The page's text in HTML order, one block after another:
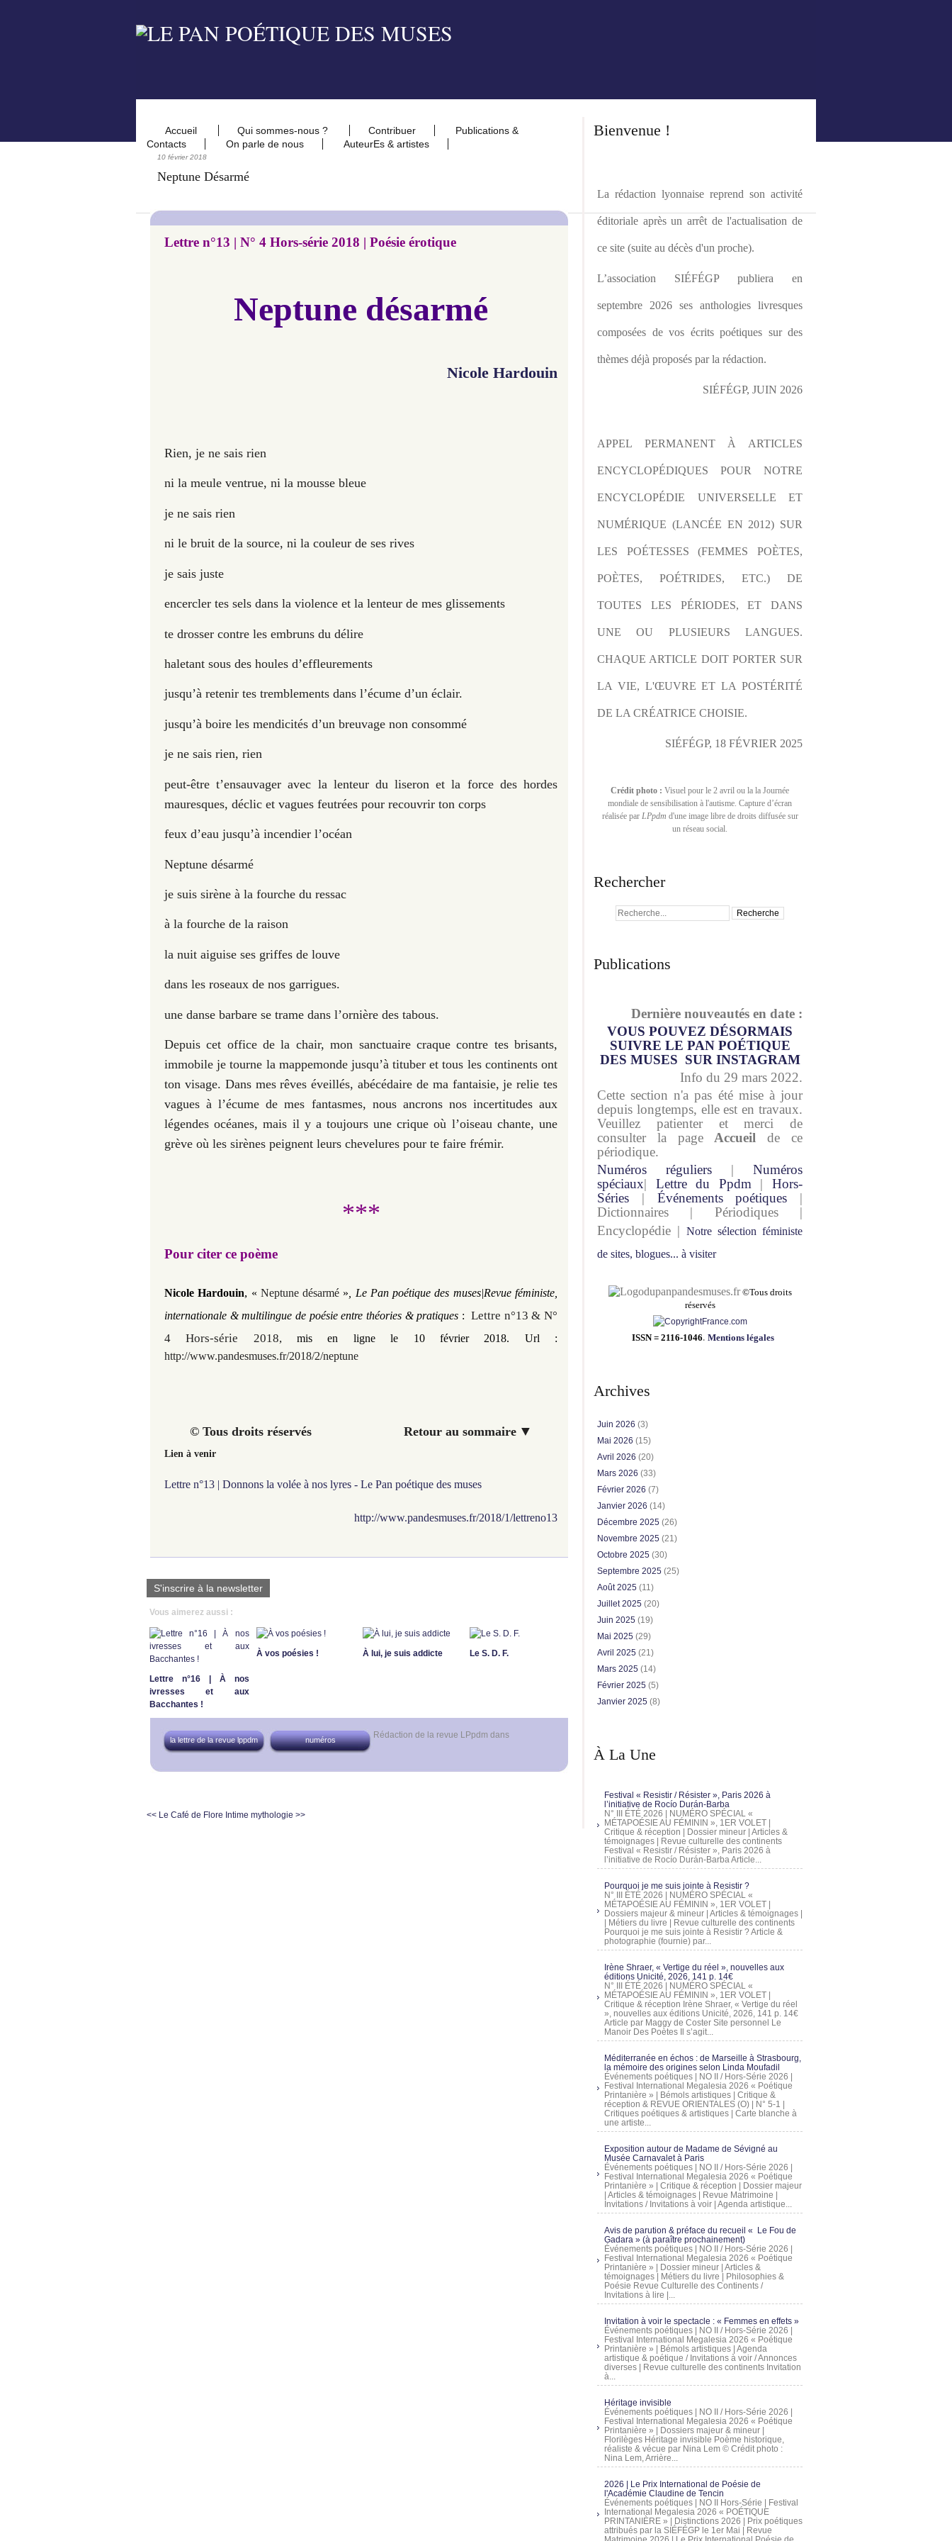
Accueil Qui sommes-nous ? Contribuer
Publications &
Contacts
On parle de nous AuteurEs & artistes
10 février 2018
Neptune Désarmé
Lettre n°13 | N° 4 Hors-série 2018 | Poésie érotique
Neptune désarmé
Nicole Hardouin
Rien, je ne sais rien
ni la meule ventrue, ni la mousse bleue
je ne sais rien
ni le bruit de la source, ni la couleur de ses rives
je sais juste
encercler tes sels dans la violence et la lenteur de mes glissements
te drosser contre les embruns du délire
haletant sous des houles d’effleurements
jusqu’à retenir tes tremblements dans l’écume d’un éclair.
jusqu’à boire les mendicités d’un breuvage non consommé
je ne sais rien, rien
peut-être t’ensauvager avec la lenteur du liseron et la force des hordes
mauresques, déclic et vagues feutrées pour recouvrir ton corps
feux d’eau jusqu’à incendier l’océan
Neptune désarmé
je suis sirène à la fourche du ressac
à la fourche de la raison
la nuit aiguise ses griffes de louve
dans les roseaux de nos garrigues.
une danse barbare se trame dans l’ornière des tabous.
Depuis cet office de la chair, mon sanctuaire craque contre tes brisants,
immobile je tourne la mappemonde jusqu’à tituber et tous les continents ont
ton visage. Dans mes rêves éveillés, abécédaire de ma fantaisie, je relie tes
vagues à l’écumede mes fantasmes, nous ancrons nos incertitudes aux
légendes océanes, mais il y a toujours une crique où l’oiseau chante, une
grève où les sirènes peignent leurs chevelures pour te faire frémir.
***
Pour citer ce poème
Nicole Hardouin, « Neptune désarmé » , Le Pan poétique des muses|Revue féministe,
internationale & multilingue de poésie entre théories & pratiques :Lettre n°13 & N°
4 Hors-série 2018,mis en ligne le 10 février 2018. Url :
http://www.pandesmuses.fr/2018/2/neptune
© Tous droits réservés Retour au sommaire ▼
Lien à venir
Lettre n°13 | Donnons la volée à nos lyres - Le Pan poétique des muses
http://www.pandesmuses.fr/2018/1/lettreno13
S'inscrire à la newsletter
Vous aimerez aussi :
Lettre n°16 | À nos
ivresses et aux
Bacchantes !
À vos poésies ! À lui, je suis addicte Le S. D. F.
Rédaction de la revue LPpdm dans
la lettre de la revue lppdm numéros
<< Le Café de Flore Intime mythologie >>
Bienvenue !
La rédaction lyonnaise reprend son activité
éditoriale après un arrêt de l'actualisation de
ce site (suite au décès d'un proche).
L’association SIÉFÉGP publiera en
septembre 2026 ses anthologies livresques
composées de vos écrits poétiques sur des
thèmes déjà proposés par la rédaction.
SIÉFÉGP, JUIN 2026
APPEL PERMANENT À ARTICLES
ENCYCLOPÉDIQUES POUR NOTRE
ENCYCLOPÉDIE UNIVERSELLE ET
NUMÉRIQUE (LANCÉE EN 2012) SUR
LES POÉTESSES (FEMMES POÈTES,
POÈTES, POÉTRIDES, ETC.) DE
TOUTES LES PÉRIODES, ET DANS
UNE OU PLUSIEURS LANGUES.
CHAQUE ARTICLE DOIT PORTER SUR
LA VIE, L'ŒUVRE ET LA POSTÉRITÉ
DE LA CRÉATRICE CHOISIE.
SIÉFÉGP, 18 FÉVRIER 2025
Crédit photo : Visuel pour le 2 avril ou la la Journée
mondiale de sensibilisation à l'autisme. Capture d’écran
réalisée par LPpdm d'une image libre de droits diffusée sur
un réseau social.
Rechercher
Publications
Dernière nouveautés en date :
VOUS POUVEZ DÉSORMAIS
SUIVRE LE PAN POÉTIQUE
DES MUSES SUR INSTAGRAM
Info du 29 mars 2022.
Cette section n'a pas été mise à jour
depuis longtemps, elle est en travaux.
Veuillez patienter et merci de
consulter la page Accueil de ce
périodique.
Numéros réguliers | Numéros
spéciaux| Lettre du Ppdm |Hors-
Séries | Événements poétiques |
Dictionnaires | Périodiques |
Encyclopédie | Notre sélection féministe
de sites, blogues... à visiter
pandesmuses.fr ©Tous droits
réservés
ISSN = 2116-1046. Mentions légales
Archives
Juin 2026 (3)
Mai 2026 (15)
Avril 2026 (20)
Mars 2026 (33)
Février 2026 (7)
Janvier 2026 (14)
Décembre 2025 (26)
Novembre 2025 (21)
Octobre 2025 (30)
Septembre 2025 (25)
Août 2025 (11)
Juillet 2025 (20)
Juin 2025 (19)
Mai 2025 (29)
Avril 2025 (21)
Mars 2025 (14)
Février 2025 (5)
Janvier 2025 (8)
À La Une
Festival « Resistir / Résister », Paris 2026 à
l’initiative de Rocío Durán-Barba
N° III ÉTÉ 2026 | NUMÉRO SPÉCIAL «
MÉTAPOÉSIE AU FÉMININ », 1ER VOLET |
Critique & réception | Dossier mineur | Articles &
témoignages | Revue culturelle des continents
Festival « Resistir / Résister », Paris 2026 à
l’initiative de Rocío Durán-Barba Article...
Pourquoi je me suis jointe à Resistir ?
N° III ÉTÉ 2026 | NUMÉRO SPÉCIAL «
MÉTAPOÉSIE AU FÉMININ », 1ER VOLET |
Dossiers majeur & mineur | Articles & témoignages |
| Métiers du livre | Revue culturelle des continents
Pourquoi je me suis jointe à Resistir ? Article &
photographie (fournie) par...
Irène Shraer, « Vertige du réel », nouvelles aux
éditions Unicité, 2026, 141 p. 14€
N° III ÉTÉ 2026 | NUMÉRO SPÉCIAL «
MÉTAPOÉSIE AU FÉMININ », 1ER VOLET |
Critique & réception Irène Shraer, « Vertige du réel
», nouvelles aux éditions Unicité, 2026, 141 p. 14€
Article par Maggy de Coster Site personnel Le
Manoir Des Poètes Il s’agit...
Méditerranée en échos : de Marseille à Strasbourg,
la mémoire des origines selon Linda Moufadil
Événements poétiques | NO II / Hors-Série 2026 |
Festival International Megalesia 2026 « Poétique
Printanière » | Bémols artistiques | Critique &
réception & REVUE ORIENTALES (O) | N° 5-1 |
Critiques poétiques & artistiques | Carte blanche à
une artiste...
Exposition autour de Madame de Sévigné au
Musée Carnavalet à Paris
Événements poétiques | NO II / Hors-Série 2026 |
Festival International Megalesia 2026 « Poétique
Printanière » | Critique & réception | Dossier majeur
| Articles & témoignages | Revue Matrimoine |
Invitations / Invitations à voir | Agenda artistique...
Avis de parution & préface du recueil « Le Fou de
Gadara » (à paraître prochainement)
Événements poétiques | NO II / Hors-Série 2026 |
Festival International Megalesia 2026 « Poétique
Printanière » | Dossier mineur | Articles &
témoignages | Métiers du livre | Philosophies &
Poésie Revue Culturelle des Continents /
Invitations à lire |...
Invitation à voir le spectacle : « Femmes en effets »
Événements poétiques | NO II / Hors-Série 2026 |
Festival International Megalesia 2026 « Poétique
Printanière » | Bémols artistiques | Agenda
artistique & poétique / Invitations à voir / Annonces
diverses | Revue culturelle des continents Invitation
à...
Héritage invisible
Événements poétiques | NO II / Hors-Série 2026 |
Festival International Megalesia 2026 « Poétique
Printanière » | Dossiers majeur & mineur |
Florilèges Héritage invisible Poème historique,
réaliste & vécue par Nina Lem © Crédit photo :
Nina Lem, Arrière...
2026 | Le Prix International de Poésie de
l'Académie Claudine de Tencin
Événements poétiques | NO II Hors-Série | Festival
International Megalesia 2026 « POÉTIQUE
PRINTANIÈRE » | Distinctions 2026 | Prix poétiques
attribués par la SIÉFÉGP le 1er Mai | Revue